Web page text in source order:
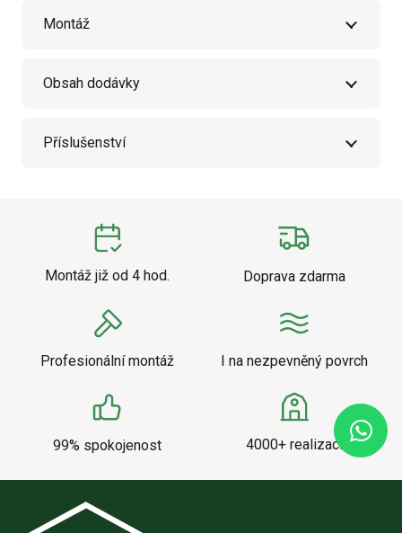
Montáž
Obsah dodávky
Příslušenství
Montáž již od 4 hod. Doprava zdarma
Profesionální montáž I na nezpevněný povrch
99% spokojenost 4000+ realizací